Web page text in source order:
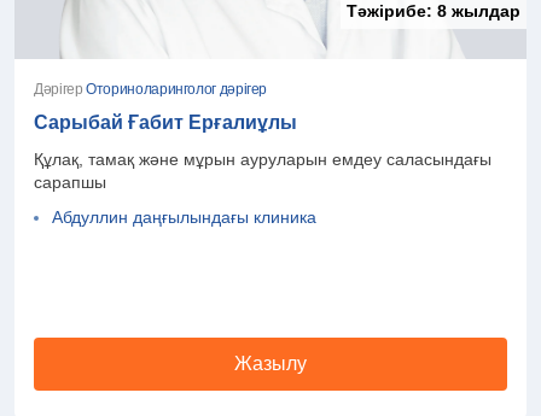
Тәжірибе: 8 жылдар
ДәрігерОториноларинголог дәрігер
Сарыбай Ғабит Ерғалиұлы
Құлақ, тамақ және мұрын ауруларын емдеу саласындағы
сарапшы
Абдуллин даңғылындағы клиника
Жазылу